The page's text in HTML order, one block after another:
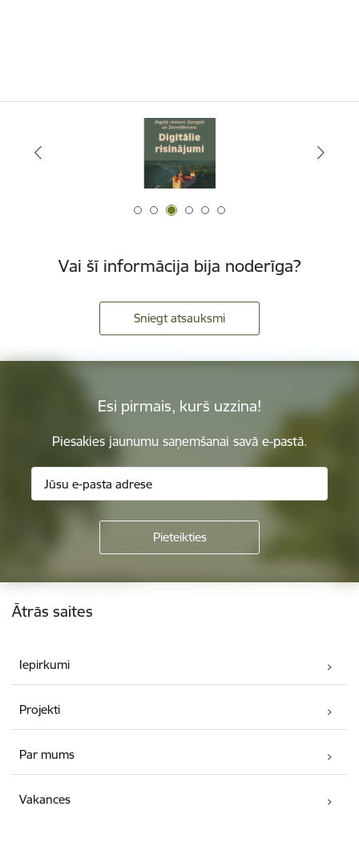
Vai šī informācija bija noderīga?
Sniegt atsauksmi
Esi pirmais, kurš uzzina!
Piesakies jaunumu saņemšanai savā e-pastā.
Kājene
Ātrās saites
Iepirkumi
Projekti
Par mums
Vakances